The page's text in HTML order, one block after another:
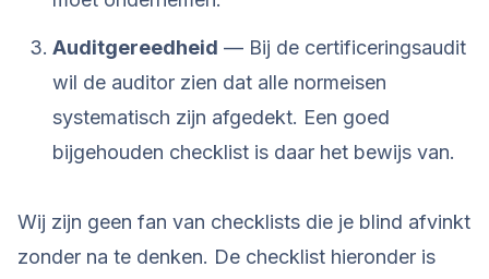
Auditgereedheid — Bij de certificeringsaudit
wil de auditor zien dat alle normeisen
systematisch zijn afgedekt. Een goed
bijgehouden checklist is daar het bewijs van.
Wij zijn geen fan van checklists die je blind afvinkt
zonder na te denken. De checklist hieronder is